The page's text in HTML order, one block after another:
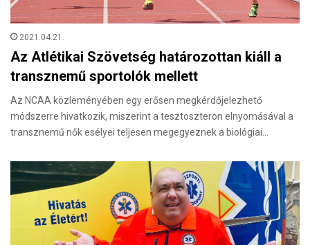
2021.04.21.
Az Atlétikai Szövetség határozottan kiáll a
transznemű sportolók mellett
Az NCAA közleményében egy erősen megkérdőjelezhető
módszerre hivatkozik, miszerint a tesztoszteron elnyomásával a
transznemű nők esélyei teljesen megegyeznek a biológiai…